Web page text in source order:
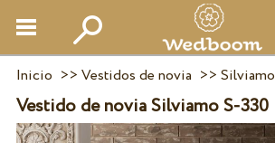
Inicio >> Vestidos de novia >> Silviamo
Vestido de novia Silviamo S-330